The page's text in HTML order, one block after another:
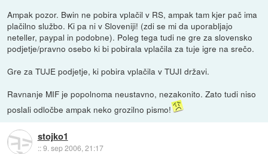
Ampak pozor. Bwin ne pobira vplačil v RS, ampak tam kjer pač ima
plačilno službo. Ki pa ni v Sloveniji! (zdi se mi da uporabljajo
neteller, paypal in podobne). Poleg tega tudi ne gre za slovensko
podjetje/pravno osebo ki bi pobirala vplačila za tuje igre na srečo.
Gre za TUJE podjetje, ki pobira vplačila v TUJI državi.
Ravnanje MIF je popolnoma neustavno, nezakonito. Zato tudi niso
poslali odločbe ampak neko grozilno pismo!
stojko1
::9. sep 2006, 21:17